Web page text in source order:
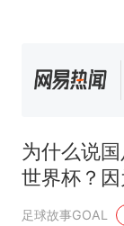
为什么说
世界杯？因
足球故事GOAL